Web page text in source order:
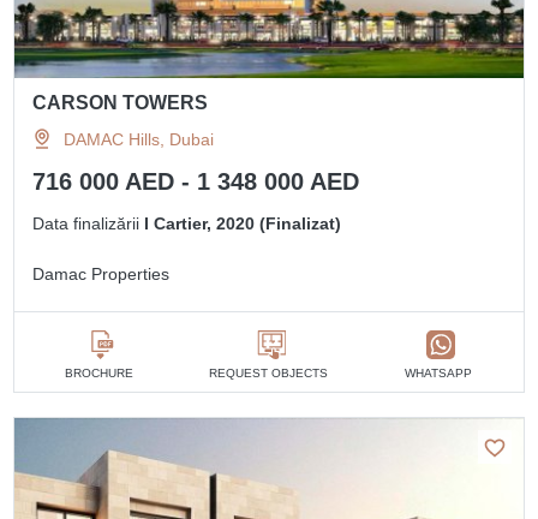
CARSON TOWERS
DAMAC Hills, Dubai
716 000 AED - 1 348 000 AED
Data finalizării I Cartier, 2020 (Finalizat)
Damac Properties
BROCHURE REQUEST OBJECTS WHATSAPP